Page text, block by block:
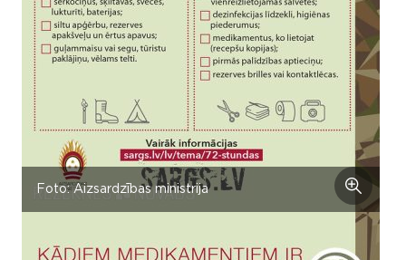
Foto: Aizsardzības ministrija